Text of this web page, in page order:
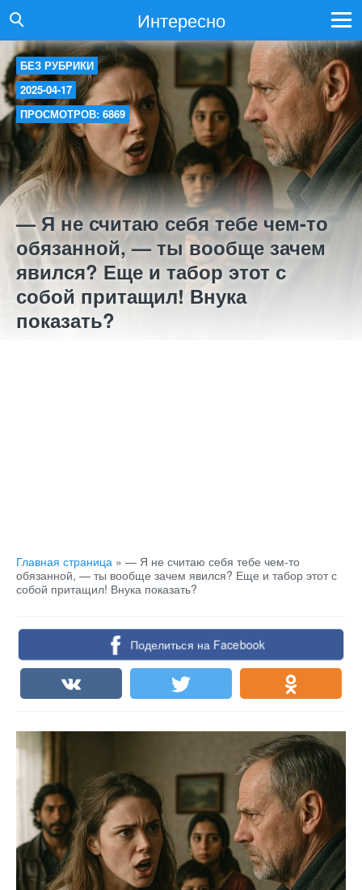
Интересно
БЕЗ РУБРИКИ
2025-04-17
ПРОСМОТРОВ: 6869
— Я не считаю себя тебе чем-то
обязанной, — ты вообще зачем
явился? Еще и табор этот с
собой притащил! Внука
показать?
Главная страница » — Я не считаю себя тебе чем-то
обязанной, — ты вообще зачем явился? Еще и табор этот с
собой притащил! Внука показать?
Поделиться на Facebook